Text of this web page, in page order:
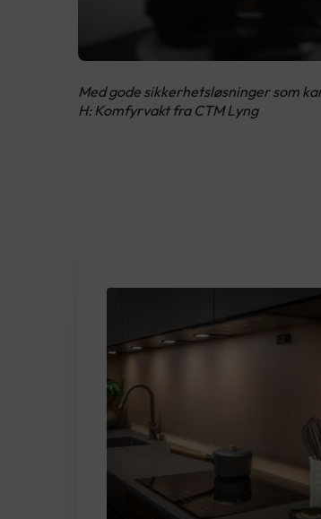
Med gode sikkerhetsløsninger som
H: Komfyrvakt fra CTM Lyng